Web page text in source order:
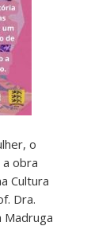
o
obra
Cultura
Dra.
Madruga